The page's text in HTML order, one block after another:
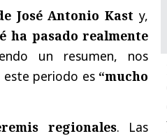
José Antonio Kast y,
ha pasado realmente
un resumen, nos
periodo es “mucho
regionales. Las